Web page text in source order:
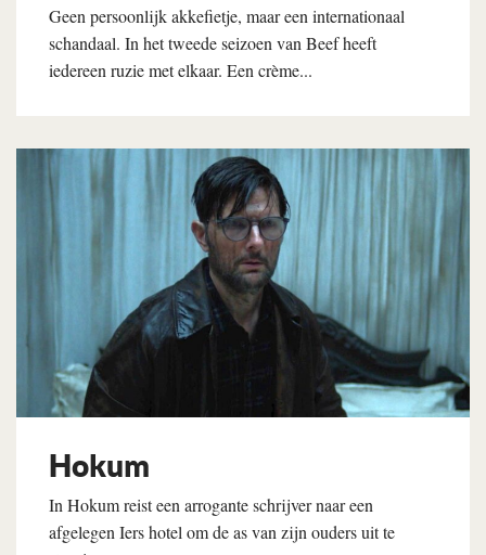
Geen persoonlijk akkefietje, maar een internationaal
schandaal. In het tweede seizoen van Beef heeft
iedereen ruzie met elkaar. Een crème...
Lees verder
Hokum
In Hokum reist een arrogante schrijver naar een
afgelegen Iers hotel om de as van zijn ouders uit te